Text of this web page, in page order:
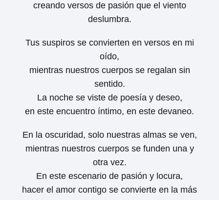
creando versos de pasión que el viento
deslumbra.
Tus suspiros se convierten en versos en mi
oído,
mientras nuestros cuerpos se regalan sin
sentido.
La noche se viste de poesía y deseo,
en este encuentro íntimo, en este devaneo.
En la oscuridad, solo nuestras almas se ven,
mientras nuestros cuerpos se funden una y
otra vez.
En este escenario de pasión y locura,
hacer el amor contigo se convierte en la más